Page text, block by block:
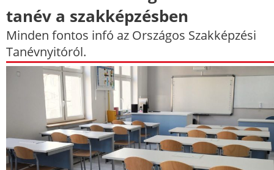
tanév a szakképzésben
Minden fontos infó az Országos Szakképzési
Tanévnyitóról.